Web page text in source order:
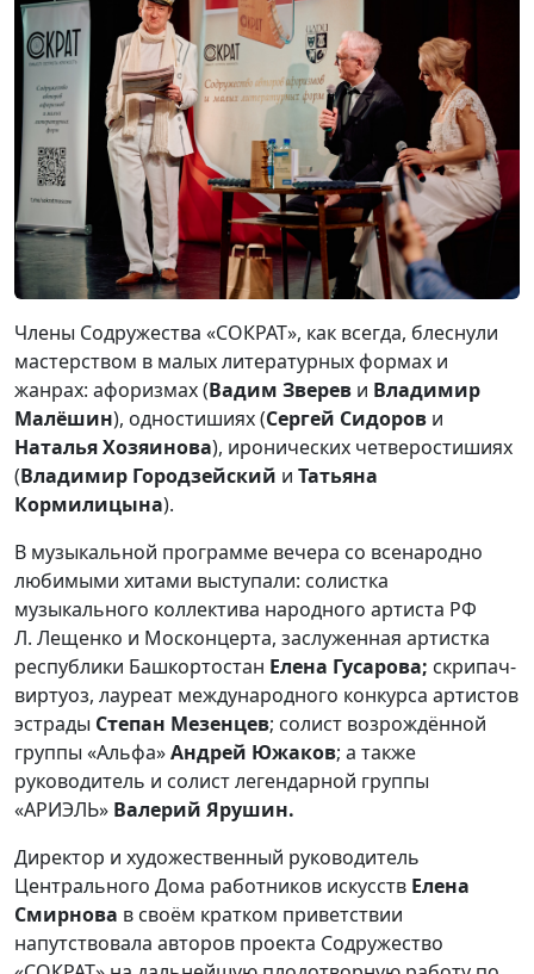
Члены Содружества «СОКРАТ», как всегда, блеснули
мастерством в малых литературных формах и
жанрах: афоризмах (Вадим Зверев и Владимир
Малёшин), одностишиях (Сергей Сидоров и
Наталья Хозяинова), иронических четверостишиях
(Владимир Городзейский и Татьяна
Кормилицына).
В музыкальной программе вечера со всенародно
любимыми хитами выступали: солистка
музыкального коллектива народного артиста РФ
Л. Лещенко и Москонцерта, заслуженная артистка
республики Башкортостан Елена Гусарова; скрипач-
виртуоз, лауреат международного конкурса артистов
эстрады Степан Мезенцев; солист возрождённой
группы «Альфа»Андрей Южаков; а также
руководитель и солист легендарной группы
«АРИЭЛЬ» Валерий Ярушин.
Директор и художественный руководитель
Центрального Дома работников искусств Елена
Смирнова в своём кратком приветствии
напутствовала авторов проекта Содружество